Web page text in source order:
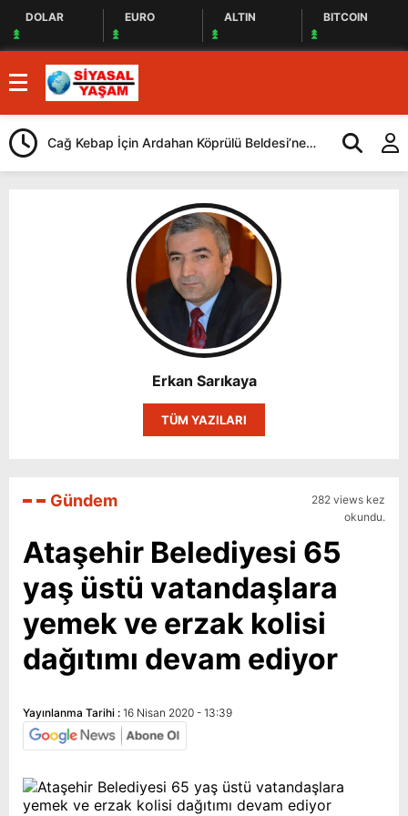
DOLAR EURO ALTIN BITCOIN
Cağ Kebap İçin Ardahan Köprülü Beldesi’ne
Geliyorlar
CHP,
Yaptı
Erkan Sarıkaya
TÜM YAZILARI
Gündem
282 views kez
okundu.
Ataşehir Belediyesi 65
yaş üstü vatandaşlara
yemek ve erzak kolisi
dağıtımı devam ediyor
Yayınlanma Tarihi : 16 Nisan 2020 - 13:39